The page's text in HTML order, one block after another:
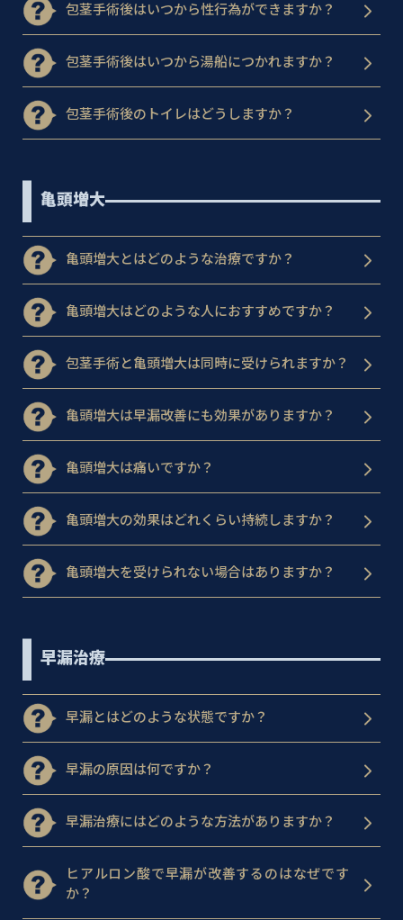
包茎手術後はいつから性行為ができますか？
包茎手術後はいつから湯船につかれますか？
包茎手術後のトイレはどうしますか？
亀頭増大
亀頭増大とはどのような治療ですか？
亀頭増大はどのような人におすすめですか？
包茎手術と亀頭増大は同時に受けられますか？
亀頭増大は早漏改善にも効果がありますか？
亀頭増大は痛いですか？
亀頭増大の効果はどれくらい持続しますか？
亀頭増大を受けられない場合はありますか？
早漏治療
早漏とはどのような状態ですか？
早漏の原因は何ですか？
早漏治療にはどのような方法がありますか？
ヒアルロン酸で早漏が改善するのはなぜです
か？